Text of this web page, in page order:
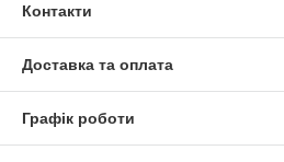
Контакти
Доставка та оплата
Графік роботи